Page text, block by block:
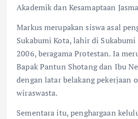
Akademik dan Kesamaptaan
Markus merupakan siswa asal
Sukabumi Kota, lahir di Sukabumi
2006, beragama Protestan. Ia
Bapak Pantun Shotang dan Ibu
dengan latar belakang pekerjaan
wiraswasta.
Sementara itu, penghargaan